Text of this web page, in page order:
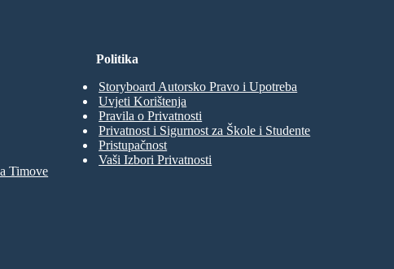
Timove
Politika
Storyboard Autorsko Pravo i Upotreba
Uvjeti Korištenja
Pravila o Privatnosti
Privatnost i Sigurnost za Škole i Studente
Pristupačnost
Vaši Izbori Privatnosti